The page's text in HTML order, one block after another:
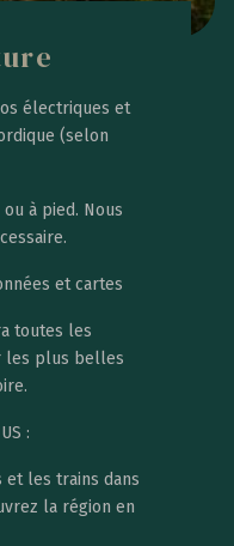
électriques et
(selon
à pied. Nous
et cartes
toutes les
les plus belles
:
les trains dans
la région en